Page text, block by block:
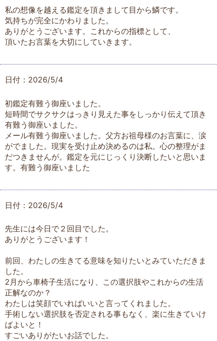
私の想像を越える鑑定を頂きまして目から鱗です。
気持ちが完全にかわりました。
ありがとうございます。これからの指標として、
頂いたお言葉を大切にしていきます。
日付：2026/5/4
初鑑定有難う御座いました。
短時間でサクサクはっきり見えた事をしっかり伝えて頂き
有難う御座いました。
メール有難う御座いました。父方お祖母様のお言葉に、涙
がでました。現実を受け止め決めるのは私。心の整理がま
だつきませんが。鑑定を元にじっくり決断したいと思いま
す。有難う御座いました
日付：2026/5/4
先生には今日で２回目でした。
ありがとうございます！
前回、わたしの生きてる意味を知りたいとみていただきま
した。
2月から車椅子生活になり、この選択肢やこれからの生活
正解なのか？
わたしは笑顔でいればいいと言ってくれました。
手術しない選択肢を否定される事もなく、楽に生きていけ
ばよいと！
すごいありがたいお話でした。